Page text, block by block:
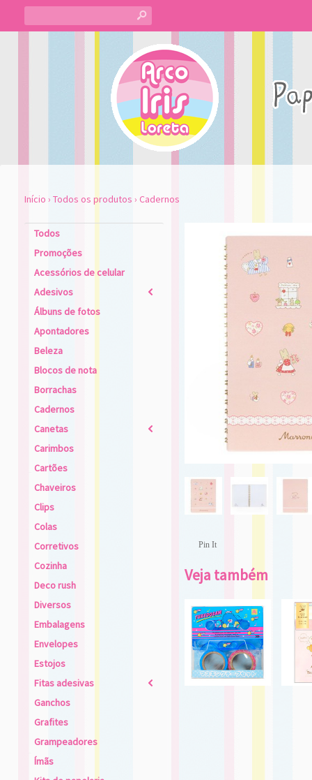
s
Início › Todos os produtos › Cadernos
Todos
Promoções
Acessórios de celular
Adesivos
2
Álbuns de fotos
Apontadores
Beleza
Blocos de nota
Borrachas
Cadernos
Canetas
2
Carimbos
Cartões
Chaveiros
Clips
Colas
Corretivos
Cozinha
Deco rush
Diversos
Embalagens
Envelopes
Estojos
Fitas adesivas
2
Ganchos
Grafites
Grampeadores
Ímãs
Pin It
Veja também